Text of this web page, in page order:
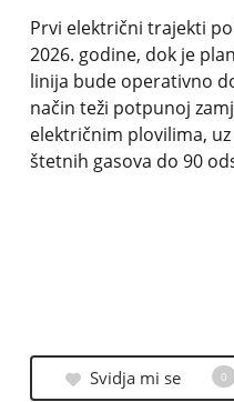
Prvi električni trajekti
2026. godine, dok je
linija bude operativno
način teži potpunoj
električnim plovilima,
štetnih gasova do 90
Svidja mi se 0